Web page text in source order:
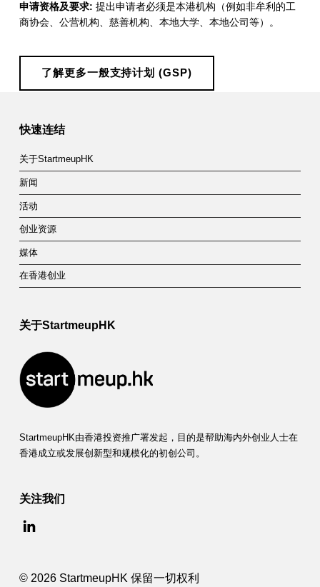
)
申请资格及要求: 提出申请者必须是本港机构（例如非牟利的工
商协会、公营机构、慈善机构、本地大学、本地公司等）。
了解更多一般支持计划 (GSP)
Skip back to main navigation
快速连结
关于StartmeupHK
新闻
活动
创业资源
媒体
在香港创业
关于StartmeupHK
StartmeupHK由香港投资推广署发起，目的是帮助海内外创业人士在
香港成立或发展创新型和规模化的初创公司。
关注我们
© 2026 StartmeupHK 保留一切权利